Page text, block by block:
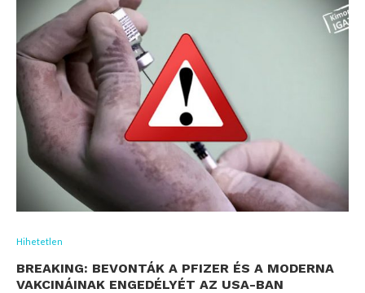
Hihetetlen
BREAKING: BEVONTÁK A PFIZER ÉS A MODERNA
VAKCINÁINAK ENGEDÉLYÉT AZ USA-BAN